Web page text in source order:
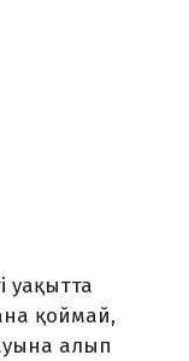
уақытта
қоймай,
алып